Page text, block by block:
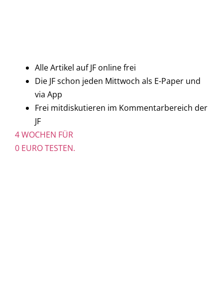
Alle Artikel auf JF online frei
Die JF schon jeden Mittwoch als E-Paper und
via App
Frei mitdiskutieren im Kommentarbereich der
JF
4 WOCHEN FÜR
0 EURO TESTEN.